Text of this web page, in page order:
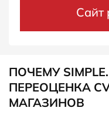
Сайт
ПОЧЕМУ
ПЕРЕОЦЕНКА
МАГАЗИНОВ